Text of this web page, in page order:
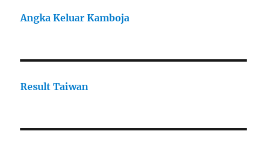
Angka Keluar Kamboja
Result Taiwan